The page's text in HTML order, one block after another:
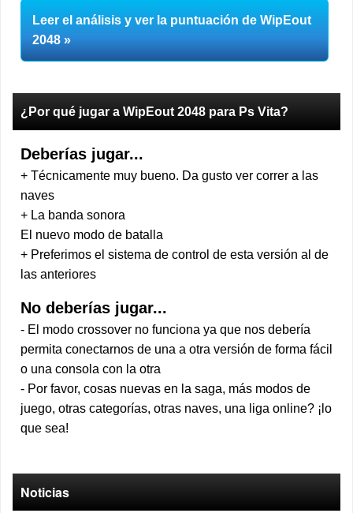
Leer el análisis y ver la puntuación de WipEout
2048
¿Por qué jugar a WipEout 2048 para Ps Vita?
Deberías jugar...
+ Técnicamente muy bueno. Da gusto ver correr a las
naves
+ La banda sonora
El nuevo modo de batalla
+ Preferimos el sistema de control de esta versión al de
las anteriores
No deberías jugar...
- El modo crossover no funciona ya que nos debería
permita conectarnos de una a otra versión de forma fácil
o una consola con la otra
- Por favor, cosas nuevas en la saga, más modos de
juego, otras categorías, otras naves, una liga online? ¡lo
que sea!
Noticias